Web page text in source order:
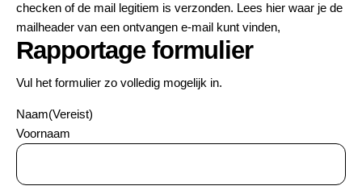
checken of de mail legitiem is verzonden. Lees hier waar je de
mailheader van een ontvangen e-mail kunt vinden,
Rapportage formulier
Vul het formulier zo volledig mogelijk in.
Naam(Vereist)
Voornaam